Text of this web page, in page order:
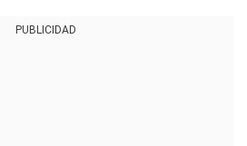
PUBLICIDAD